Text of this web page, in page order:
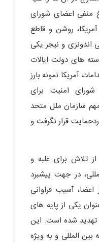
منفی اعضای شورای
روشن و قاطع
اندونزی و نیجر یکی
‌های دولت ایالات
آمریکا نمونه بارز
امنیت برای
مهم سازمان ملل متحد
قرار نگرفت و
تلاش برای غلبه و
در جهت پیشبرد
آسیب فراوانی
یکی از پایه ‌های
تهدید شده است. این
بین‌ المللی و به ‌ویژه